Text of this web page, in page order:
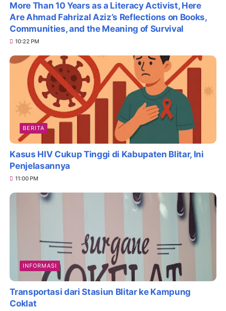
More Than 10 Years as a Literacy Activist, Here
Are Ahmad Fahrizal Aziz’s Reflections on Books,
Communities, and the Meaning of Survival
10:22 PM
BERITA
Kasus HIV Cukup Tinggi di Kabupaten Blitar, Ini
Penjelasannya
11:00 PM
INFORMASI
Transportasi dari Stasiun Blitar ke Kampung
Coklat